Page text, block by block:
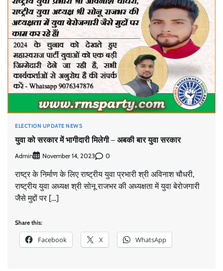
ELECTION UPDATE NEWS
युवा को सरकार में भागीदारी मिलेगी – अबकी बार युवा सरकार
Admin November 14, 2023 0
राष्ट्र के निर्माण के लिए राष्ट्रीय युवा प्रभारी श्री अविनाश चौधरी,
राष्ट्रीय युवा अध्यक्ष श्री सोनू राजभर की अध्यक्षता में युवा बेरोजगारी
जैसे मुद्दों पर […]
Share this:
Facebook X WhatsApp